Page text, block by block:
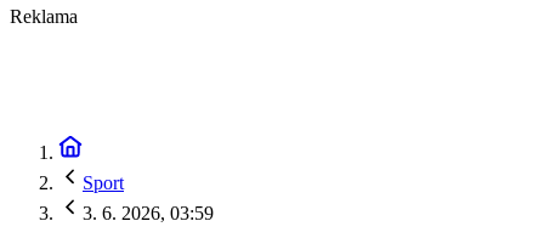
Reklama
Sport
3. 6. 2026, 03:59